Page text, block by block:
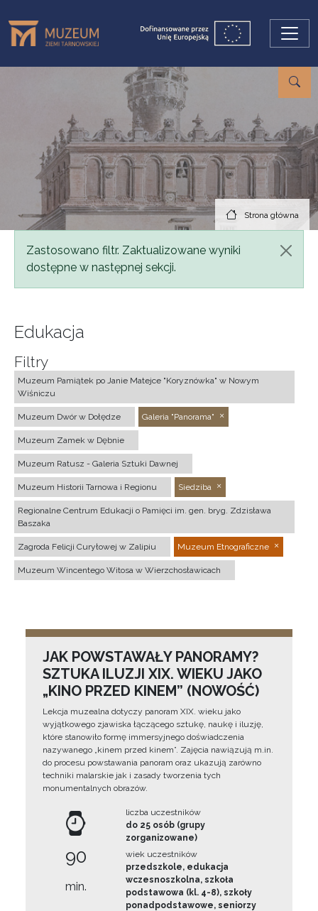
Strona główna
Komunikat
Zastosowano filtr. Zaktualizowane wyniki
dostępne w następnej sekcji.
Edukacja
Filtry
Muzeum Pamiątek po Janie Matejce "Koryznówka" w Nowym
Wiśniczu
Muzeum Dwór w Dołędze Galeria "Panorama"
Muzeum Zamek w Dębnie
Muzeum Ratusz - Galeria Sztuki Dawnej
Muzeum Historii Tarnowa i Regionu Siedziba
Regionalne Centrum Edukacji o Pamięci im. gen. bryg. Zdzisława
Baszaka
Zagroda Felicji Curyłowej w Zalipiu Muzeum Etnograficzne
Muzeum Wincentego Witosa w Wierzchosławicach
JAK POWSTAWAŁY PANORAMY?
SZTUKA ILUZJI XIX. WIEKU JAKO
„KINO PRZED KINEM” (NOWOŚĆ)
Lekcja muzealna dotyczy panoram XIX. wieku jako
wyjątkowego zjawiska łączącego sztukę, naukę i iluzję,
które stanowiło formę immersyjnego doświadczenia
nazywanego „kinem przed kinem”. Zajęcia nawiązują m.in.
do procesu powstawania panoram oraz ukazują zarówno
techniki malarskie jak i zasady tworzenia tych
monumentalnych obrazów.
90
min.
liczba uczestników
do 25 osób (grupy
zorganizowane)
wiek uczestników
przedszkole, edukacja
wczesnoszkolna, szkoła
podstawowa (kl. 4-8), szkoły
ponadpodstawowe, seniorzy